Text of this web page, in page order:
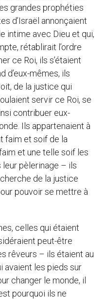
grandes prophéties
d’Israël annonçaient
intime avec Dieu et qui,
rétablirait l’ordre
ce Roi, ils s’étaient
d’eux-mêmes, ils
de la justice qui
servir ce Roi, se
contribuer eux-
Ils appartenaient à
faim et soif de la
et une telle soif les
pèlerinage – ils
de la justice
pouvoir se mettre à
celles qui étaient
peut-être
rêveurs – ils étaient au
avaient les pieds sur
changer le monde, il
pourquoi ils ne